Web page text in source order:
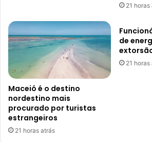
21 horas
Maceió é o destino
nordestino mais
procurado por turistas
estrangeiros
21 horas atrás
de
21 horas